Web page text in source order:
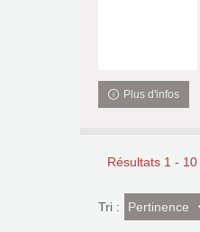
Plus d'infos
Résultats 1 - 10
Tri :(Effet
imédiat)
Pertinence